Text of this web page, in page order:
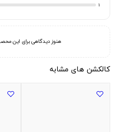
1
هنوز دیدگاهی برای این
کالکشن های مشابه